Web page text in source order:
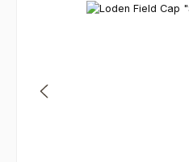
Bildergalerie überspringen